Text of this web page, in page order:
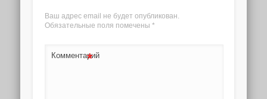
Ваш адрес email не будет опубликован.
Обязательные поля помечены *
Комментарий
*